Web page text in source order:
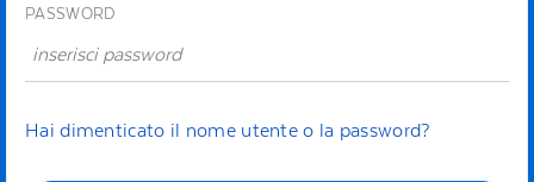
PASSWORD
Hai dimenticato il nome utente o la password?